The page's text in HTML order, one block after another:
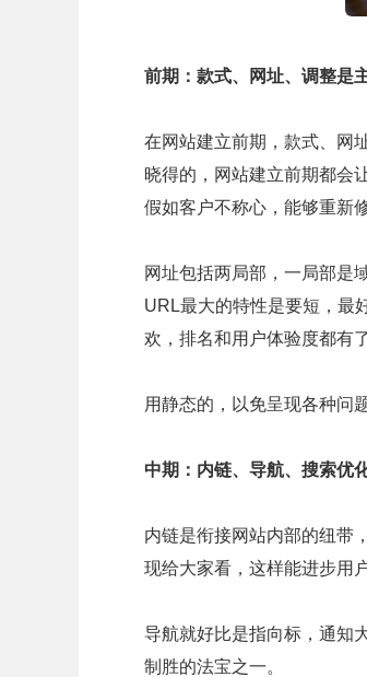
前期：款式、网址、调整是
在网站建立前期，款式、网
晓得的，网站建立前期都会
假如客户不称心，能够重新
网址包括两局部，一局部是
URL最大的特性是要短，最
欢，排名和用户体验度都有
用静态的，以免呈现各种问
中期：内链、导航、搜索优
内链是衔接网站内部的纽带
现给大家看，这样能进步用
导航就好比是指向标，通知
制胜的法宝之一。